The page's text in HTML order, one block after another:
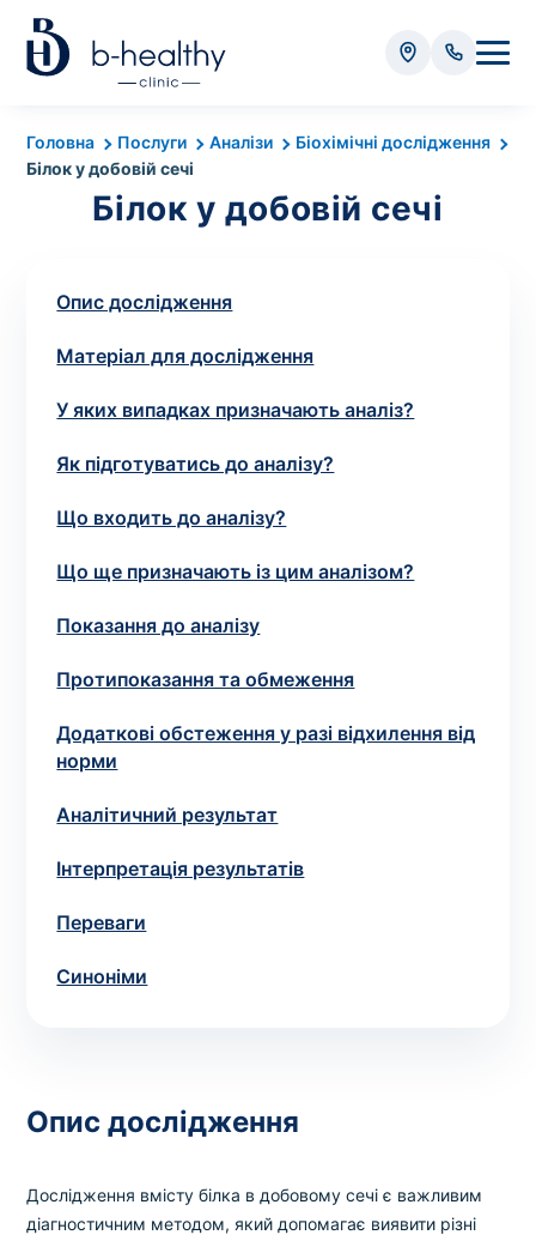
Головна Послуги Аналізи
Біохімічні дослідження
Білок у добовій сечі
Білок у добовій сечі
Опис дослідження
Матеріал для дослідження
У яких випадках призначають аналіз?
Як підготуватись до аналізу?
Що входить до аналізу?
Що ще призначають із цим аналізом?
Показання до аналізу
Протипоказання та обмеження
Додаткові обстеження у разі відхилення від
норми
Аналітичний результат
Інтерпретація результатів
Переваги
Синоніми
Опис дослідження
Дослідження вмісту білка в добовому сечі є важливим
діагностичним методом, який допомагає виявити різні
Аналізи
* Додатково оплачується (залежно від виду аналізу):
Вартість забору крові - 50 грн
потрібний. Виняток становлять мазки та
виконує лікар – необхідийзапис до фахівця
Ваше ім'я*
Оформити замовлення